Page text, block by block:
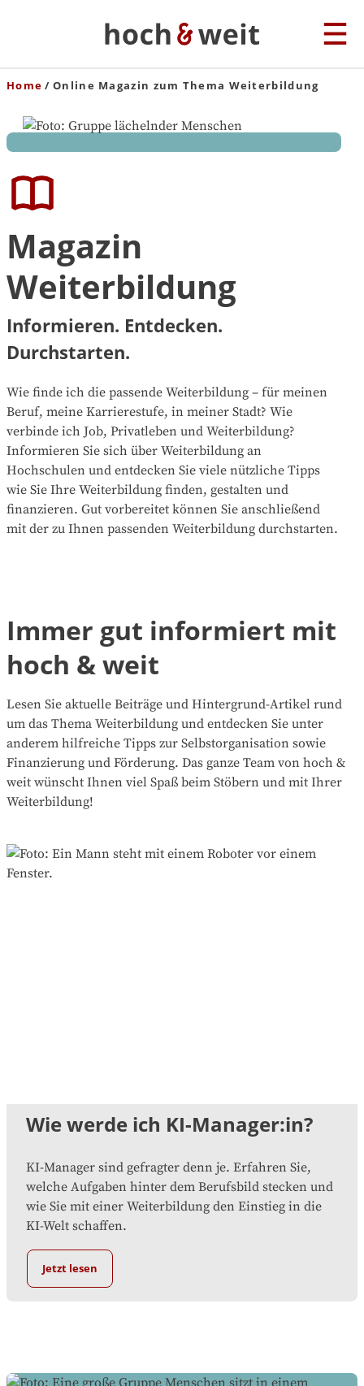
Home Online Magazin zum Thema Weiterbildung
Magazin
Weiterbildung
Informieren. Entdecken.
Durchstarten.
Wie finde ich die passende Weiterbildung – für meinen
Beruf, meine Karrierestufe, in meiner Stadt? Wie
verbinde ich Job, Privatleben und Weiterbildung?
Informieren Sie sich über Weiterbildung an
Hochschulen und entdecken Sie viele nützliche Tipps
wie Sie Ihre Weiterbildung finden, gestalten und
finanzieren. Gut vorbereitet können Sie anschließend
mit der zu Ihnen passenden Weiterbildung durchstarten.
Immer gut informiert mit
hoch & weit
Lesen Sie aktuelle Beiträge und Hintergrund-Artikel rund
um das Thema Weiterbildung und entdecken Sie unter
anderem hilfreiche Tipps zur Selbstorganisation sowie
Finanzierung und Förderung. Das ganze Team von hoch &
weit wünscht Ihnen viel Spaß beim Stöbern und mit Ihrer
Weiterbildung!
Wie werde ich KI-Manager:in?
KI-Manager sind gefragter denn je. Erfahren Sie,
welche Aufgaben hinter dem Berufsbild stecken und
wie Sie mit einer Weiterbildung den Einstieg in die
KI-Welt schaffen.
Jetzt lesen